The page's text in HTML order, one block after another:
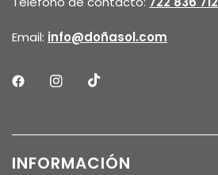
Email: info@doñasol.com
INFORMACIÓN